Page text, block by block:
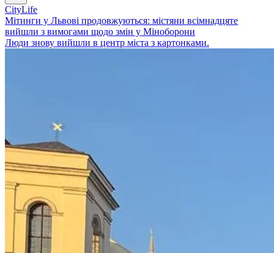
CityLife
Мітинги у Львові продовжуються: містяни всімнадцяте
вийшли з вимогами щодо змін у Міноборони
Люди знову вийшли в центр міста з картонками.